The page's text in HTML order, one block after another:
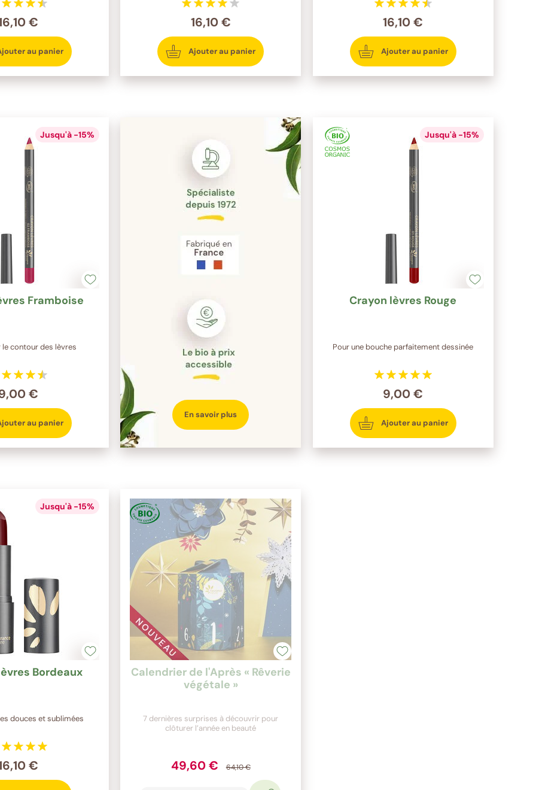
€
au panier
16,10 €
Ajouter au panier
16,10 €
Ajouter au panier
Jusqu'à -15%
Framboise
le contour des lèvres
€
au panier
En savoir plus
Jusqu'à -15%
Crayon lèvres Rouge
Pour une bouche parfaitement dessinée
9,00 €
Ajouter au panier
Jusqu'à -15%
Bordeaux
douces et sublimées
€
Calendrier de l'Après « Rêverie
végétale »
7 dernières surprises à découvrir pour
clôturer l’année en beauté
49,60 € 64,10 €